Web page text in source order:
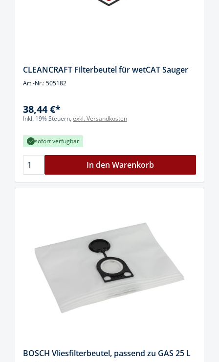
CLEANCRAFT Filterbeutel für wetCAT Sauger
Art.-Nr.: 505182
38,44 €*
Inkl. 19% Steuern, exkl. Versandkosten
sofort verfügbar
In den Warenkorb
BOSCH Vliesfilterbeutel, passend zu GAS 25 L